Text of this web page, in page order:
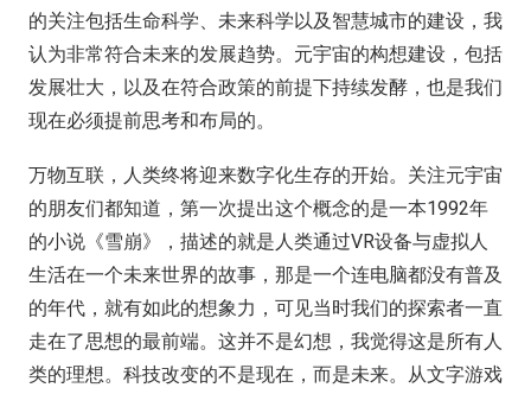
的关注包括生命科学、未来科学以及智慧城市的建设，我
认为非常符合未来的发展趋势。元宇宙的构想建设，包括
发展壮大，以及在符合政策的前提下持续发酵，也是我们
现在必须提前思考和布局的。
万物互联，人类终将迎来数字化生存的开始。关注元宇宙
的朋友们都知道，第一次提出这个概念的是一本1992年
的小说《雪崩》，描述的就是人类通过VR设备与虚拟人
生活在一个未来世界的故事，那是一个连电脑都没有普及
的年代，就有如此的想象力，可见当时我们的探索者一直
走在了思想的最前端。这并不是幻想，我觉得这是所有人
类的理想。科技改变的不是现在，而是未来。从文字游戏